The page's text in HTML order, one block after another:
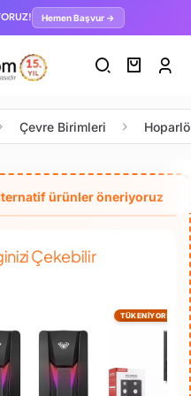
Hemen Başvur →
Çevre Birimleri
Çekebilir
TÜKENİYOR!